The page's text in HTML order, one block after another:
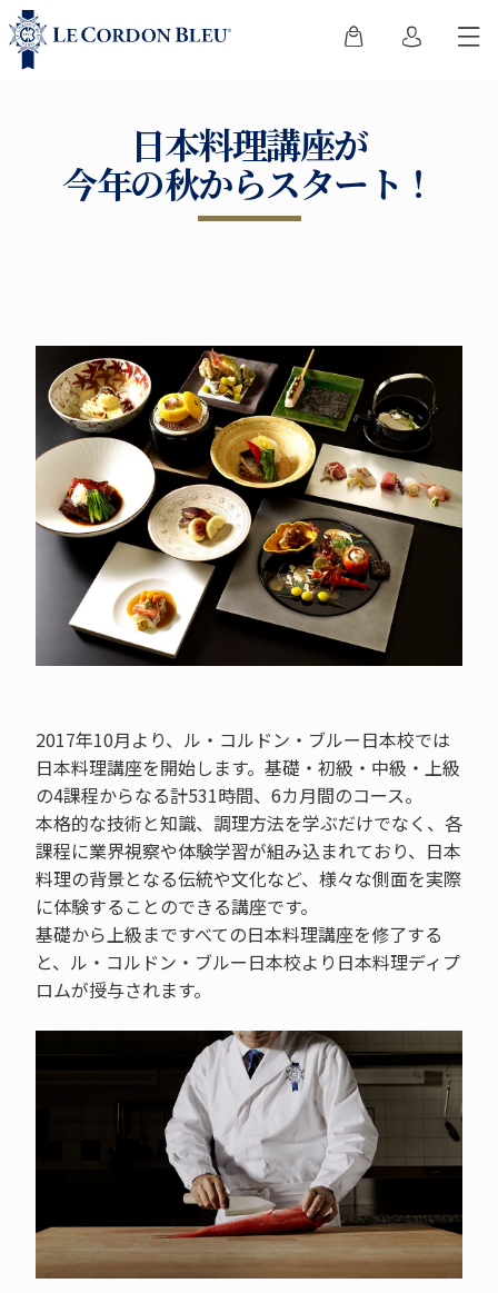
日本料理講座が
今年の秋からスタート！
2017年10月より、ル・コルドン・ブルー日本校では
日本料理講座を開始します。基礎・初級・中級・上級
の4課程からなる計531時間、6カ月間のコース。
本格的な技術と知識、調理方法を学ぶだけでなく、各
課程に業界視察や体験学習が組み込まれており、日本
料理の背景となる伝統や文化など、様々な側面を実際
に体験することのできる講座です。
基礎から上級まですべての日本料理講座を修了する
と、ル・コルドン・ブルー日本校より日本料理ディプ
ロムが授与されます。